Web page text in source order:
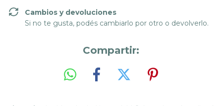
Cambios y devoluciones
Si no te gusta, podés cambiarlo por otro o devolverlo.
Compartir: